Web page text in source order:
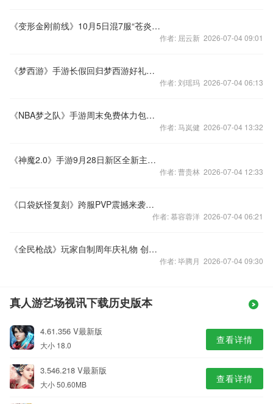
《变形金刚前线》10月5日混7服“苍炎劫火”盛大开启！
作者: 屈云新 2026-07-04 09:01
《梦西游》手游长假回归梦西游好礼来袭
作者: 刘瑶玛 2026-07-04 06:13
《NBA梦之队》手游周末免费体力包、9月27日天梯赛送RP&喇叭
作者: 马岚健 2026-07-04 13:32
《神魔2.0》手游9月28日新区全新主角 天狐来袭
作者: 曹贵林 2026-07-04 12:33
《口袋妖怪复刻》跨服PVP震撼来袭，角逐属于你的荣耀！
作者: 慕容蓉洋 2026-07-04 06:21
《全民枪战》玩家自制周年庆礼物 创意十足
作者: 毕腾月 2026-07-04 09:30
真人游艺场视讯下载历史版本
4.61.356 V最新版
大小 18.0 查看详情
3.546.218 V最新版
大小 50.60MB 查看详情